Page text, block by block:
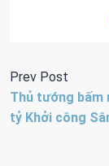
Prev Post
Thủ tướng bấm
tỷ Khởi công